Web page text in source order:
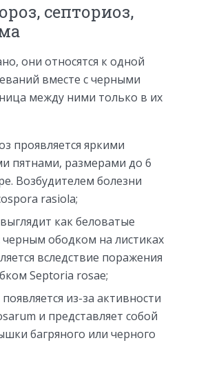
септориоз,
они относятся к одной
вместе с черными
между ними только в их
проявляется яркими
пятнами, размерами до 6
Возбудителем болезни
rasiola;
как беловатые
черным ободком на листиках
вследствие поражения
Septoria rosae;
из-за активности
и представляет собой
багряного или черного